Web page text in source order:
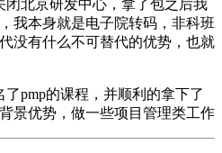
闭北京研发中心，拿了包之后我
我本身就是电子院转码，非科班
没有什么不可替代的优势，也就
pmp的课程，并顺利的拿下了
景优势，做一些项目管理类工作